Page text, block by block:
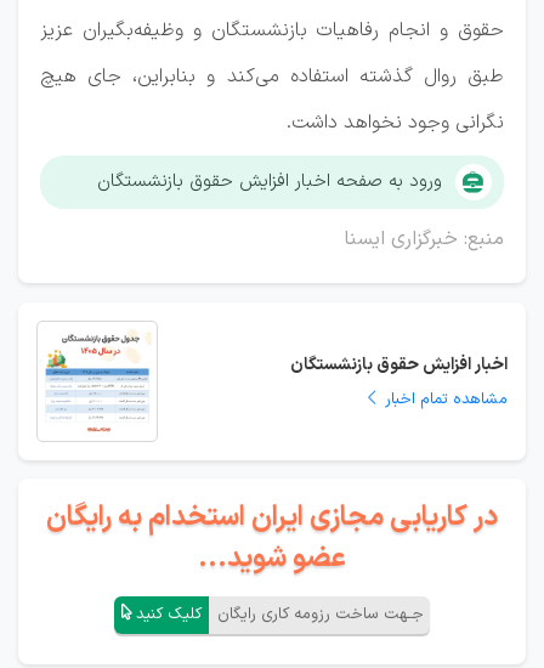
حقوق و انجام رفاهیات بازنشستگان و وظیفه‌بگیران عزیز
طبق روال گذشته استفاده می‌کند و بنابراین، جای هیچ
نگرانی وجود نخواهد داشت.
ورود به صفحه اخبار افزایش حقوق بازنشستگان
منبع: خبرگزاری ایسنا
اخبار افزایش حقوق بازنشستگان
مشاهده تمام اخبار
در کاریابی مجازی ایران استخدام به رایگان
عضو شوید...
جـهت ساخت رزومه کاری رایگان کلیک کنید